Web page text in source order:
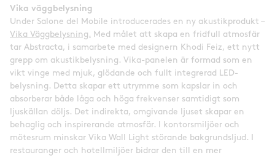
Vika väggbelysning
Under Salone del Mobile introducerades en ny akustikprodukt –
Vika Väggbelysning. Med målet att skapa en fridfull atmosfär
tar Abstracta, i samarbete med designern Khodi Feiz, ett nytt
grepp om akustikbelysning. Vika-panelen är formad som en
vikt vinge med mjuk, glödande och fullt integrerad LED-
belysning. Detta skapar ett utrymme som kapslar in och
absorberar både låga och höga frekvenser samtidigt som
ljuskällan döljs. Det indirekta, omgivande ljuset skapar en
behaglig och inspirerande atmosfär. I kontorsmiljöer och
mötesrum minskar Vika Wall Light störande bakgrundsljud. I
restauranger och hotellmiljöer bidrar den till en mer